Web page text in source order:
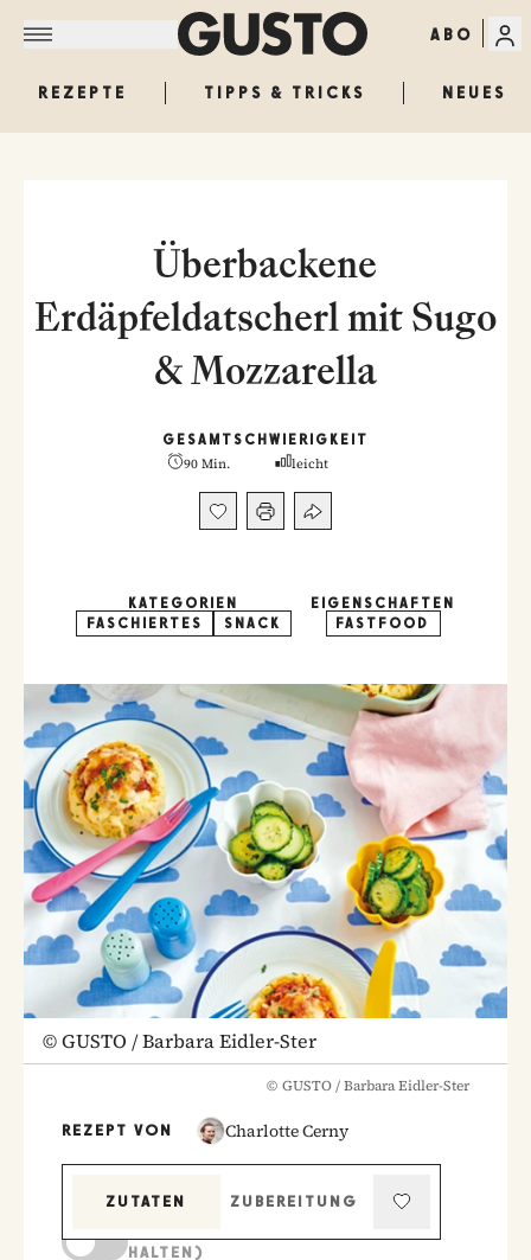
ABO
REZEPTE TIPPS & TRICKS NEUES
Überbackene
Erdäpfeldatscherl mit Sugo
& Mozzarella
GESAMT
90 Min.
SCHWIERIGKEIT
leicht
KATEGORIEN
FASCHIERTES
SNACK
EIGENSCHAFTEN
FASTFOOD
©GUSTO / Barbara Eidler-Ster
© GUSTO / Barbara Eidler-Ster
REZEPT VON Charlotte Cerny
ZUTATEN
ZUBEREITUNG
HALTEN)